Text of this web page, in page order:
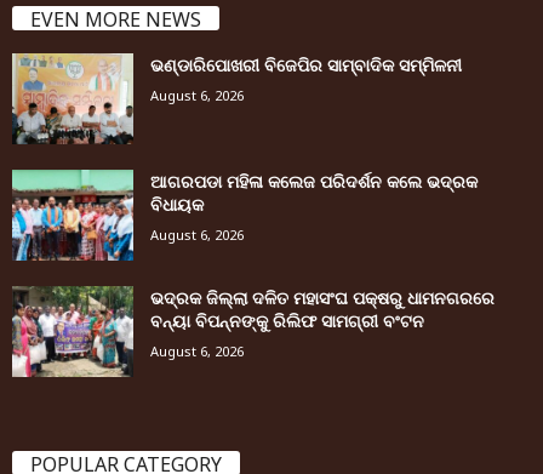
EVEN MORE NEWS
ଭଣ୍ଡାରିପୋଖରୀ ବିଜେପିର ସାମ୍ବାଦିକ ସମ୍ମିଳନୀ
August 6, 2026
ଆଗରପଡା ମହିଳା କଲେଜ ପରିଦର୍ଶନ କଲେ ଭଦ୍ରକ
ବିଧାୟକ
August 6, 2026
ଭଦ୍ରକ ଜିଲ୍ଲା ଦଳିତ ମହାସଂଘ ପକ୍ଷରୁ ଧାମନଗରରେ
ବନ୍ୟା ବିପନ୍ନଙ୍କୁ ରିଲିଫ ସାମଗ୍ରୀ ବଂଟନ
August 6, 2026
POPULAR CATEGORY